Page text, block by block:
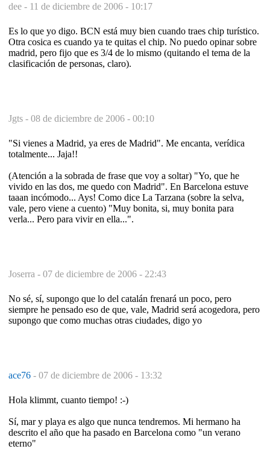
dee - 11 de diciembre de 2006 - 10:17
Es lo que yo digo. BCN está muy bien cuando traes chip turístico.
Otra cosica es cuando ya te quitas el chip. No puedo opinar sobre
madrid, pero fijo que es 3/4 de lo mismo (quitando el tema de la
clasificación de personas, claro).
Jgts - 08 de diciembre de 2006 - 00:10
"Si vienes a Madrid, ya eres de Madrid". Me encanta, verídica
totalmente... Jaja!!
(Atención a la sobrada de frase que voy a soltar) "Yo, que he
vivido en las dos, me quedo con Madrid". En Barcelona estuve
taaan incómodo... Ays! Como dice La Tarzana (sobre la selva,
vale, pero viene a cuento) "Muy bonita, si, muy bonita para
verla... Pero para vivir en ella...".
Joserra - 07 de diciembre de 2006 - 22:43
No sé, sí, supongo que lo del catalán frenará un poco, pero
siempre he pensado eso de que, vale, Madrid será acogedora, pero
supongo que como muchas otras ciudades, digo yo
ace76 - 07 de diciembre de 2006 - 13:32
Hola klimmt, cuanto tiempo! :-)
Sí, mar y playa es algo que nunca tendremos. Mi hermano ha
descrito el año que ha pasado en Barcelona como "un verano
eterno"